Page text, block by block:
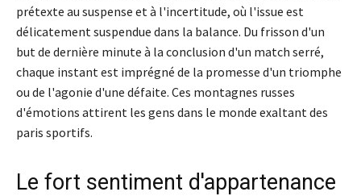
prétexte au suspense et à l'incertitude, où l'issue est
délicatement suspendue dans la balance. Du frisson d'un
but de dernière minute à la conclusion d'un match serré,
chaque instant est imprégné de la promesse d'un triomphe
ou de l'agonie d'une défaite. Ces montagnes russes
d'émotions attirent les gens dans le monde exaltant des
paris sportifs.
Le fort sentiment d'appartenance